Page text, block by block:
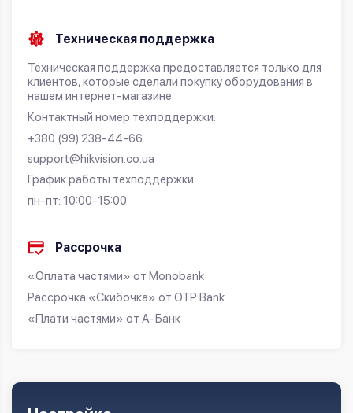
Техническая поддержка
Техническая поддержка предоставляется только для
клиентов, которые сделали покупку оборудования в
нашем интернет-магазине.
Контактный номер техподдержки:
+380 (99) 238-44-66
support@hikvision.co.ua
График работы техподдержки:
пн-пт: 10:00-15:00
Рассрочка
«Оплата частями» от Monobank
Рассрочка «Скибочка» от OTP Bank
«Плати частями» от А-Банк